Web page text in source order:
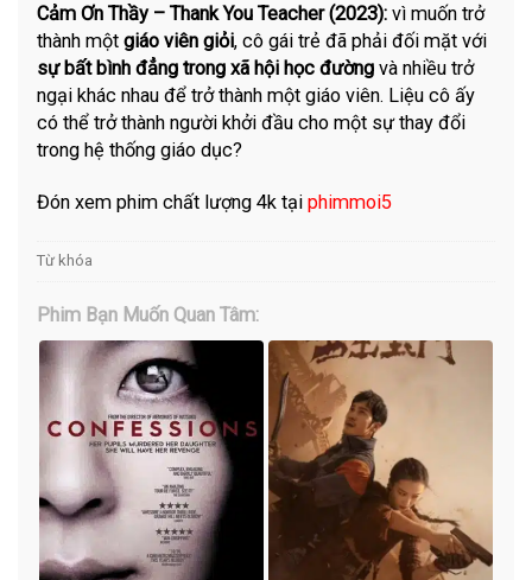
Cảm Ơn Thầy – Thank You Teacher (2023):vì muốn trở
thành mộtgiáo viên giỏi, cô gái trẻ đã phải đối mặt với
sự bất bình đẳng trong xã hội học đường và nhiều trở
ngại khác nhau để trở thành một giáo viên. Liệu cô ấy
có thể trở thành người khởi đầu cho một sự thay đổi
trong hệ thống giáo dục?
Đón xem phim chất lượng 4k tạiphimmoi5
Từ khóa
Phim Bạn Muốn Quan Tâm: